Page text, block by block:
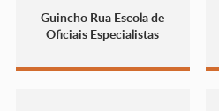
Guincho Rua Escola de
Oficiais Especialistas